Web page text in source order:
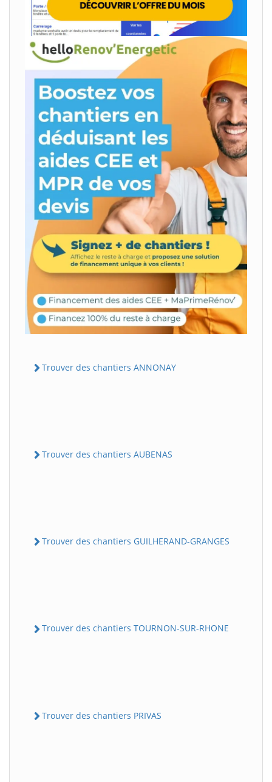
Trouver des chantiers ANNONAY
Trouver des chantiers AUBENAS
Trouver des chantiers GUILHERAND-GRANGES
Trouver des chantiers TOURNON-SUR-RHONE
Trouver des chantiers PRIVAS